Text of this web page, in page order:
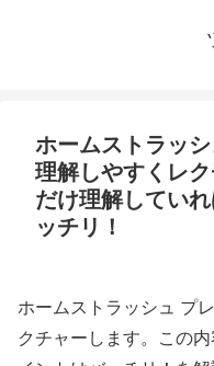
ホームストラッ
理解しやすくレ
だけ理解してい
ッチリ！
ホームストラッシュ プ
クチャーします。この